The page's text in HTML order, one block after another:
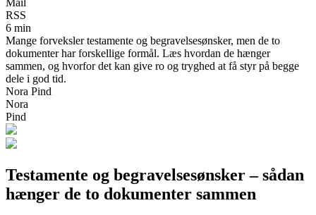
RSS
6 min
Mange forveksler testamente og begravelsesønsker, men de to
dokumenter har forskellige formål. Læs hvordan de hænger
sammen, og hvorfor det kan give ro og tryghed at få styr på begge
dele i god tid.
Nora Pind
Nora
Pind
Testamente og begravelsesønsker – sådan
hænger de to dokumenter sammen